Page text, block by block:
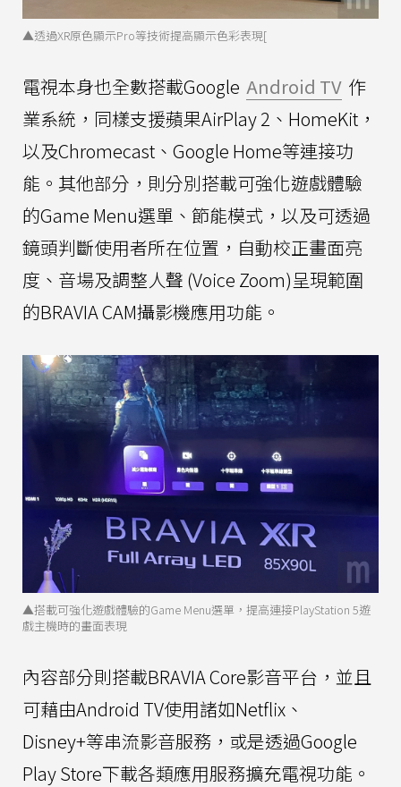
▲透過XR原色顯示Pro等技術提高顯示色彩表現[
電視本身也全數搭載Google Android TV 作
業系統，同樣支援蘋果AirPlay 2、HomeKit，
以及Chromecast、Google Home等連接功
能。其他部分，則分別搭載可強化遊戲體驗
的Game Menu選單、節能模式，以及可透過
鏡頭判斷使用者所在位置，自動校正畫面亮
度、音場及調整人聲 (Voice Zoom)呈現範圍
的BRAVIA CAM攝影機應用功能。
▲搭載可強化遊戲體驗的Game Menu選單，提高連接PlayStation 5遊
戲主機時的畫面表現
內容部分則搭載BRAVIA Core影音平台，並且
可藉由Android TV使用諸如Netflix、
Disney+等串流影音服務，或是透過Google
Play Store下載各類應用服務擴充電視功能。